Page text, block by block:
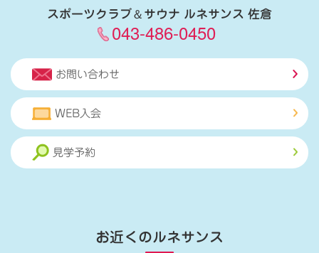
スポーツクラブ＆サウナ ルネサンス 佐倉
043-486-0450
お問い合わせ
WEB入会
見学予約
お近くのルネサンス